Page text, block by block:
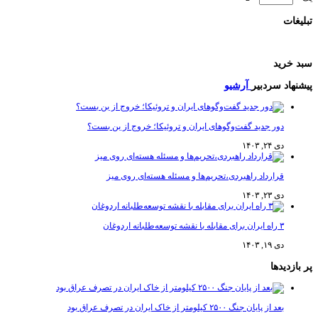
سردبیرآرشیو
دور جدید گفت‌وگوهای ایران و تروئیکا؛ خروج از بن بست؟
قرارداد راهبردی،تحریم‌ها و مسئله هسته‌ای روی میز
بعد از پایان جنگ ۲۵۰۰ کیلومتر از خاک ایران در تصرف عراق بود